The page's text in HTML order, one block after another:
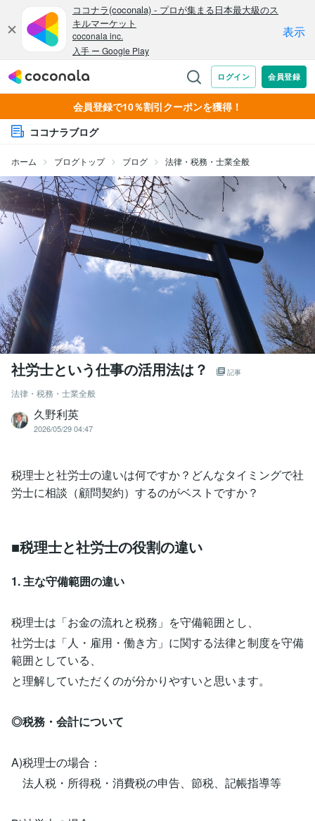
会員登録で10％割引クーポンを獲得！
ココナラブログ
ホーム ブログトップ ブログ 法律・税務・士業全般
社労士という仕事の活用法は？ 記事
法律・税務・士業全般
久野利英
2026/05/29 04:47
税理士と社労士の違いは何ですか？どんなタイミングで社
労士に相談（顧問契約）するのがベストですか？
■税理士と社労士の役割の違い
1. 主な守備範囲の違い
税理士は「お金の流れと税務」を守備範囲とし、
社労士は「人・雇用・働き方」に関する法律と制度を守備
範囲としている、
と理解していただくのが分かりやすいと思います。
◎税務・会計について
A)税理士の場合：
法人税・所得税・消費税の申告、節税、記帳指導等